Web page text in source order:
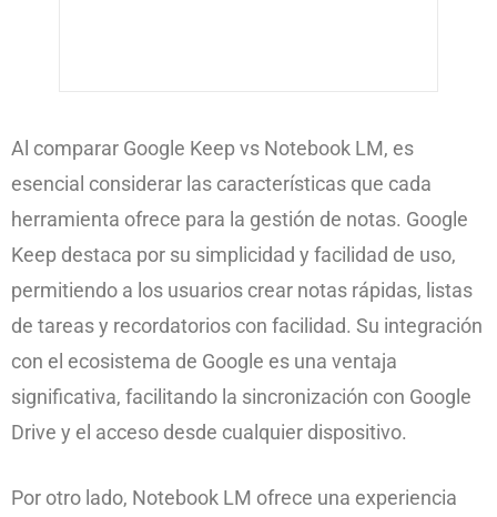
Al comparar Google Keep vs Notebook LM, es
esencial considerar las características que cada
herramienta ofrece para la gestión de notas. Google
Keep destaca por su simplicidad y facilidad de uso,
permitiendo a los usuarios crear notas rápidas, listas
de tareas y recordatorios con facilidad. Su integración
con el ecosistema de Google es una ventaja
significativa, facilitando la sincronización con Google
Drive y el acceso desde cualquier dispositivo.
Por otro lado, Notebook LM ofrece una experiencia